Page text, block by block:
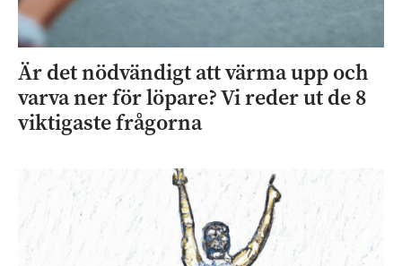
Är det nödvändigt att värma upp och
varva ner för löpare? Vi reder ut de 8
viktigaste frågorna